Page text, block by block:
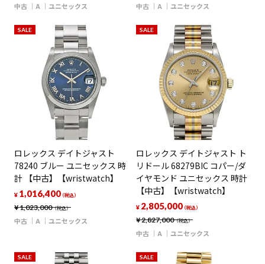
中古 A ユニセックス 中古 A ユニセックス
SALE
ロレックス デイトジャスト
78240 ブルー ユニセックス 時
計 【中古】【wristwatch】
¥1,023,000（税込）
¥ 1,016,400（税込）
中古 A ユニセックス
SALE
ロレックス デイトジャスト ト
リドール 68279BIC コパー/ダ
イヤモンド ユニセックス 時計
【中古】【wristwatch】
¥2,827,000（税込）
¥ 2,805,000（税込）
中古 A ユニセックス
SALE SALE